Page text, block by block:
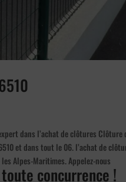
dans l’achat de clôtures
et dans tout le 06. l’achat de
Alpes-Maritimes. Appelez-nous
concurrence !